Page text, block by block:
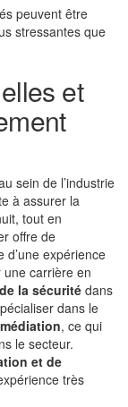
peuvent être
stressantes que
et
sein de l’industrie
à assurer la
tout en
offre de
d’une expérience
carrière en
la sécuritédans
dans le
médiation, ce qui
le secteur.
et de
très